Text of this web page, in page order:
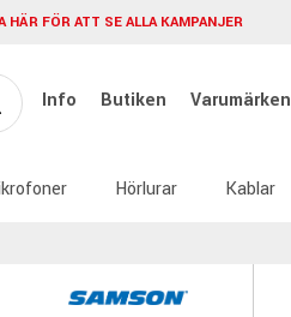
FÖR ATT SE ALLA KAMPANJER
Info Butiken Varumärken
Hörlurar Kablar